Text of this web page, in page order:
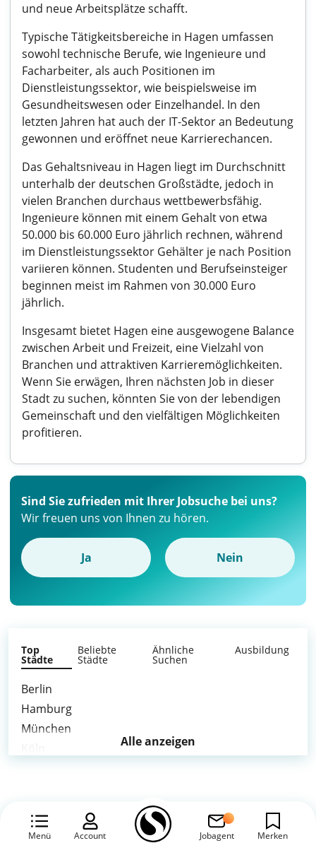
und neue Arbeitsplätze schafft.
Typische Tätigkeitsbereiche in Hagen umfassen
sowohl technische Berufe, wie Ingenieure und
Facharbeiter, als auch Positionen im
Dienstleistungssektor, wie beispielsweise im
Gesundheitswesen oder Einzelhandel. In den
letzten Jahren hat auch der IT-Sektor an Bedeutung
gewonnen und eröffnet neue Karrierechancen.
Das Gehaltsniveau in Hagen liegt im Durchschnitt
unterhalb der deutschen Großstädte, jedoch in
vielen Branchen durchaus wettbewerbsfähig.
Ingenieure können mit einem Gehalt von etwa
50.000 bis 60.000 Euro jährlich rechnen, während
im Dienstleistungssektor Gehälter je nach Position
variieren können. Studenten und Berufseinsteiger
beginnen meist im Rahmen von 30.000 Euro
jährlich.
Insgesamt bietet Hagen eine ausgewogene Balance
zwischen Arbeit und Freizeit, eine Vielzahl von
Branchen und attraktiven Karrieremöglichkeiten.
Wenn Sie erwägen, Ihren nächsten Job in dieser
Stadt zu suchen, könnten Sie von der lebendigen
Gemeinschaft und den vielfältigen Möglichkeiten
profitieren.
Menü Account Jobagent Merken
Sind Sie zufrieden mit Ihrer Jobsuche bei uns?
Wir freuen uns von Ihnen zu hören.
Ja Nein
Top
Städte
Beliebte
Städte
Ähnliche
Suchen
Ausbildung
Berlin
Hamburg
München
Leipzig
Alle anzeigen